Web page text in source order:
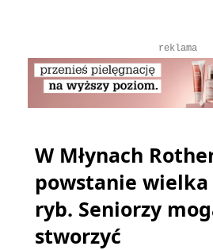
reklama
W Młynach
powstanie wielka
ryb. Seniorzy
stworzyć